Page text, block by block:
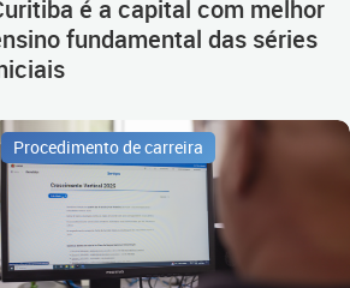
é a capital com melhor
fundamental das séries
Procedimento de carreira